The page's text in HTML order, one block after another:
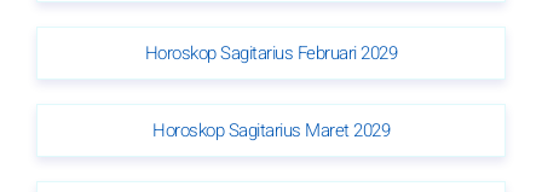
Horoskop Sagitarius Februari 2029
Horoskop Sagitarius Maret 2029